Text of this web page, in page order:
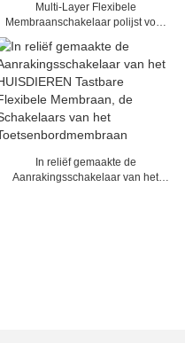
Multi-Layer Flexibele
Membraanschakelaar polijst voor
Medische Machine, 25mA - 100mA
In reliëf gemaakte de
Aanrakingsschakelaar van het